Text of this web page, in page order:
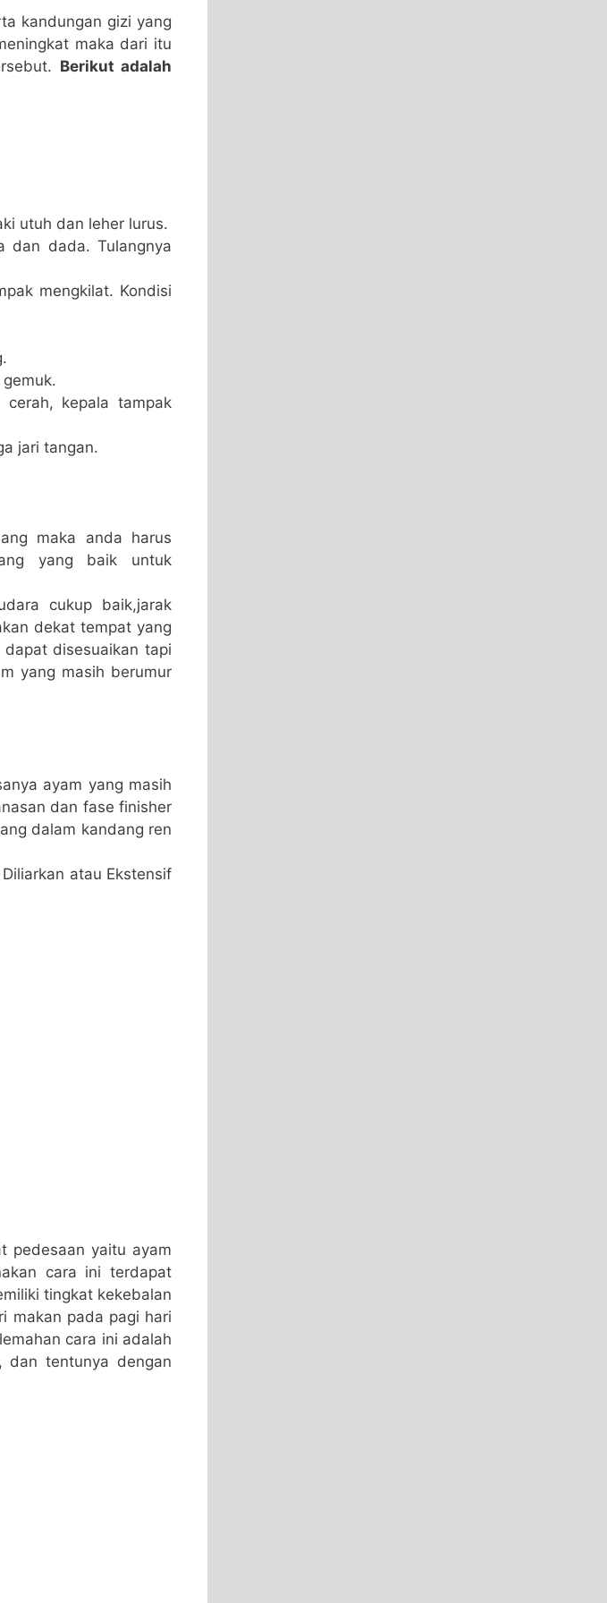
kandungan gizi yang
maka dari itu
Berikut adalah
utuh dan leher lurus.
dan dada. Tulangnya
mengkilat. Kondisi
kepala tampak
jari tangan.
maka anda harus
yang baik untuk
cukup baik,jarak
dekat tempat yang
disesuaikan tapi
yang masih berumur
ayam yang masih
dan fase finisher
dalam kandang ren
atau Ekstensif
pedesaan yaitu ayam
cara ini terdapat
tingkat kekebalan
makan pada pagi hari
cara ini adalah
dan tentunya dengan